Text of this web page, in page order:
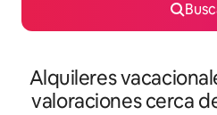
Alquileres
valoraciones cerca